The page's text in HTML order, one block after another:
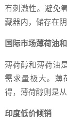
有刺激性。避免
藏器内，储存在
国际市场薄荷油
薄荷醇和薄荷油
需求量极大。薄
得，薄荷醇则是
印度低价倾销